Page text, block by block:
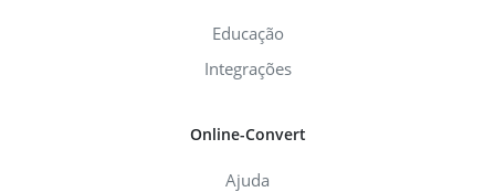
Educação
Integrações
Online-Convert
Ajuda